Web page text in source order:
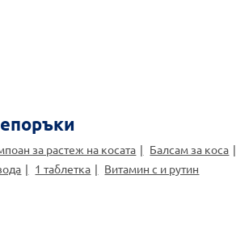
за растеж на косата Балсам за коса
1 таблетка Витамин с и рутин